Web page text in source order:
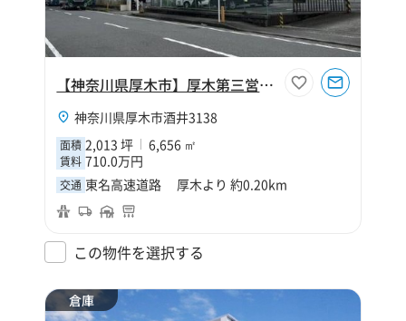
【神奈川県厚木市】厚木第三営業所倉庫
神奈川県厚木市酒井3138
面積 2,013 坪 6,656 ㎡
賃料 710.0万円
交通 東名高速道路 厚木より 約0.20km
この物件を選択する
倉庫